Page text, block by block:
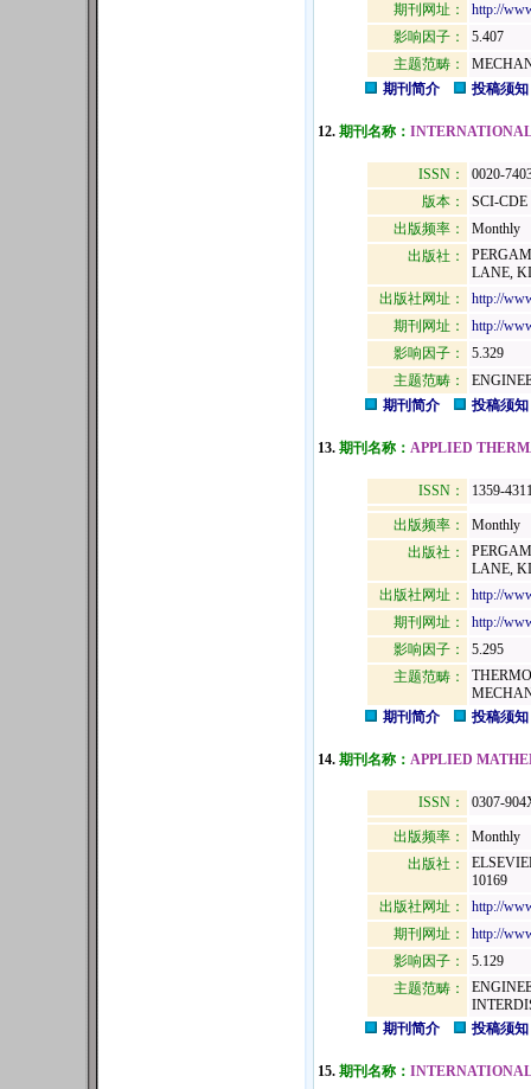
期刊网址：
http://
影响因子：
5.407
主题范畴：
期刊简介
投稿须知
12. 期刊名称：
ISSN：
0020-
版本：
SCI-CDE
出版频率：
Monthly
出版社：
LANE,
出版社网址：
http://
期刊网址：
http://
影响因子：
5.329
主题范畴：
期刊简介
投稿须知
13. 期刊名称： APPLIED
ISSN： 1359-
出版频率：
Monthly
出版社：
LANE,
出版社网址：
http://
期刊网址：
http://
影响因子：
5.295
主题范畴：
期刊简介
投稿须知
14. 期刊名称： APPLIED
ISSN： 0307-
出版频率：
Monthly
出版社：
10169
出版社网址：
http://
期刊网址：
http://
影响因子：
5.129
主题范畴：
期刊简介
投稿须知
15. 期刊名称：